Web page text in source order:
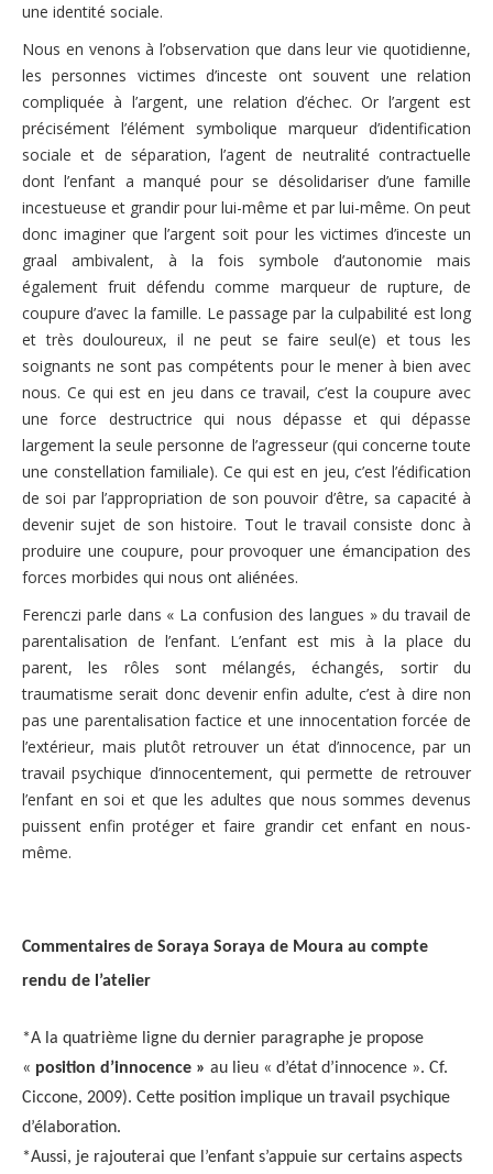
une identité sociale.
Nous en venons à l’observation que dans leur vie quotidienne,
les personnes victimes d’inceste ont souvent une relation
compliquée à l’argent, une relation d’échec. Or l’argent est
précisément l’élément symbolique marqueur d’identification
sociale et de séparation, l’agent de neutralité contractuelle
dont l’enfant a manqué pour se désolidariser d’une famille
incestueuse et grandir pour lui-même et par lui-même. On peut
donc imaginer que l’argent soit pour les victimes d’inceste un
graal ambivalent, à la fois symbole d’autonomie mais
également fruit défendu comme marqueur de rupture, de
coupure d’avec la famille. Le passage par la culpabilité est long
et très douloureux, il ne peut se faire seul(e) et tous les
soignants ne sont pas compétents pour le mener à bien avec
nous. Ce qui est en jeu dans ce travail, c’est la coupure avec
une force destructrice qui nous dépasse et qui dépasse
largement la seule personne de l’agresseur (qui concerne toute
une constellation familiale). Ce qui est en jeu, c’est l’édification
de soi par l’appropriation de son pouvoir d’être, sa capacité à
devenir sujet de son histoire. Tout le travail consiste donc à
produire une coupure, pour provoquer une émancipation des
forces morbides qui nous ont aliénées.
Ferenczi parle dans « La confusion des langues » du travail de
parentalisation de l’enfant. L’enfant est mis à la place du
parent, les rôles sont mélangés, échangés, sortir du
traumatisme serait donc devenir enfin adulte, c’est à dire non
pas une parentalisation factice et une innocentation forcée de
l’extérieur, mais plutôt retrouver un état d’innocence, par un
travail psychique d’innocentement, qui permette de retrouver
l’enfant en soi et que les adultes que nous sommes devenus
puissent enfin protéger et faire grandir cet enfant en nous-
même.
Commentaires de Soraya Soraya de Moura au compte
rendu de l’atelier
*A la quatrième ligne du dernier paragraphe je propose
« position d’innocence » au lieu « d’état d’innocence ». Cf.
Ciccone, 2009). Cette position implique un travail psychique
d’élaboration.
*Aussi, je rajouterai que l’enfant s’appuie sur certains aspects